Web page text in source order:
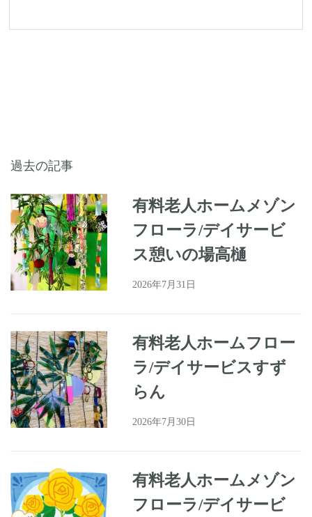
過去の記事
有料老人ホームメゾン
フローラ/デイサービ
ス憩いの場高樋
2026年7月31日
有料老人ホームフロー
ラ/デイサービスすず
らん
2026年7月30日
有料老人ホームメゾン
フローラ/デイサービ